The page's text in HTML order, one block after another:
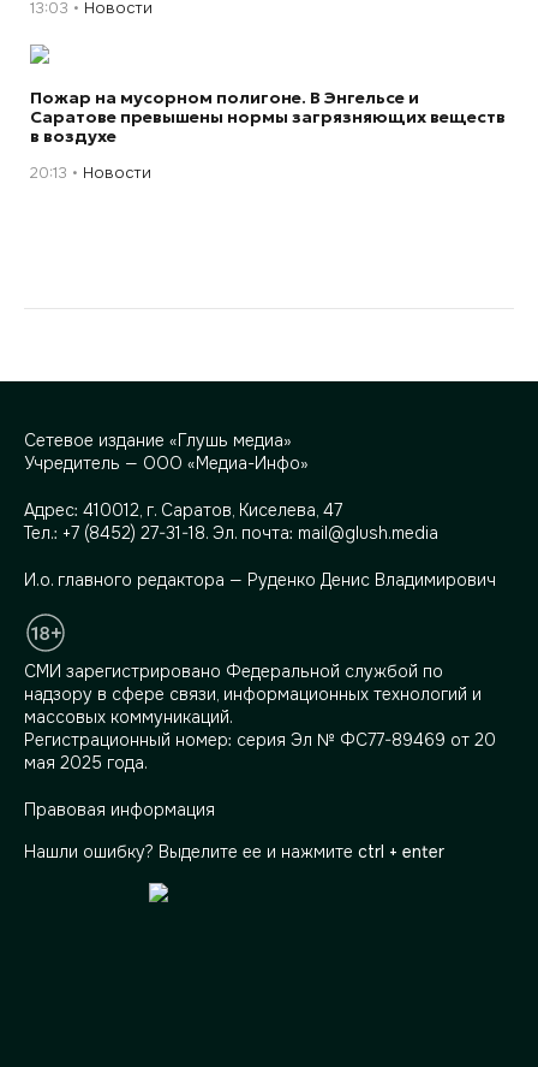
13:03 Новости
Пожар на мусорном полигоне. В Энгельсе и
Саратове превышены нормы загрязняющих веществ
в воздухе
20:13 Новости
Сетевое издание «Глушь медиа»
Учредитель — ООО «Медиа-Инфо»
Адрес: 410012, г. Саратов, Киселева, 47
Тел.: +7 (8452) 27-31-18. Эл. почта: mail@glush.media
И.о. главного редактора — Руденко Денис Владимирович
СМИ зарегистрировано Федеральной службой по
надзору в сфере связи, информационных технологий и
массовых коммуникаций.
Регистрационный номер: серия Эл № ФС77-89469 от 20
мая 2025 года.
Правовая информация
Нашли ошибку? Выделите ее и нажмите ctrl + enter